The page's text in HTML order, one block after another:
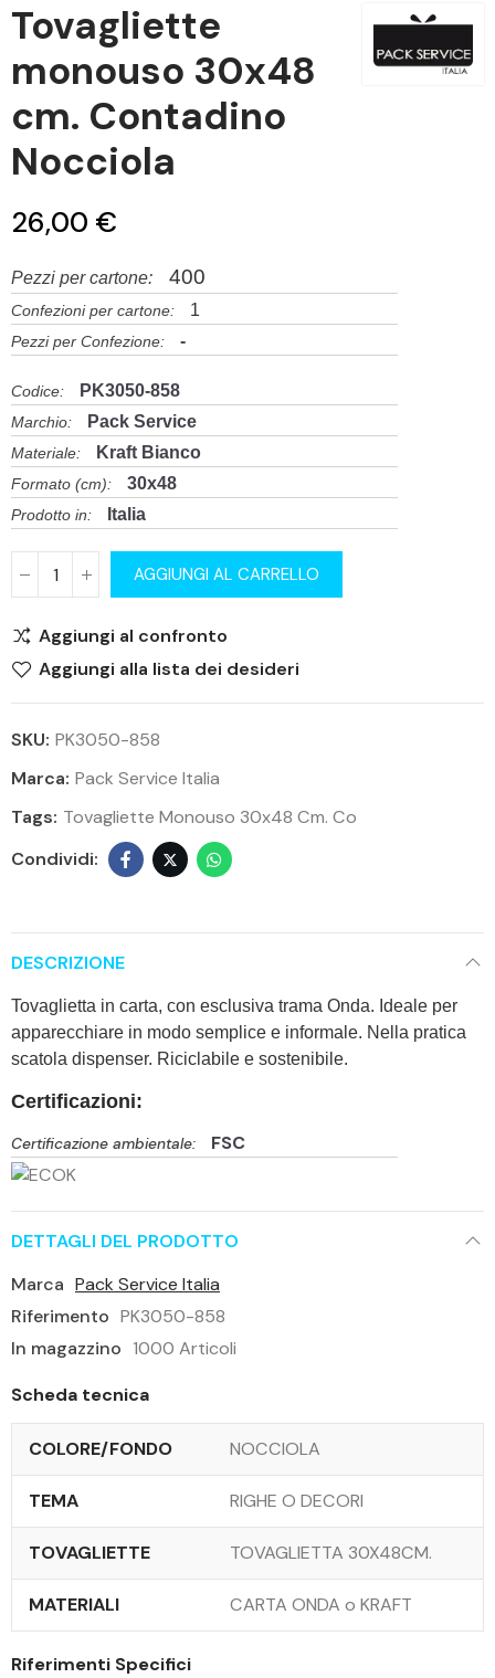
Tovagliette
monouso 30x48
cm. Contadino
Nocciola
26,00 €
Pezzi per cartone: 400
Confezioni per cartone: 1
Pezzi per Confezione: -
Codice: PK3050-858
Marchio: Pack Service
Materiale: Kraft Bianco
Formato (cm): 30x48
Prodotto in: Italia
AGGIUNGI AL CARRELLO
Aggiungi al confronto
Aggiungi alla lista dei desideri
SKU: PK3050-858
Marca: Pack Service Italia
Tags: Tovagliette Monouso 30x48 Cm. Co
DESCRIZIONE
Tovaglietta in carta, con esclusiva trama Onda. Ideale per
apparecchiare in modo semplice e informale. Nella pratica
scatola dispenser. Riciclabile e sostenibile.
Certificazioni:
Certificazione ambientale: FSC
DETTAGLI DEL PRODOTTO
Marca Pack Service Italia
Riferimento PK3050-858
In magazzino 1000 Articoli
Scheda tecnica
COLORE/FONDO NOCCIOLA
TEMA RIGHE O DECORI
TOVAGLIETTE TOVAGLIETTA 30X48CM.
MATERIALI CARTA ONDA o KRAFT
Riferimenti Specifici